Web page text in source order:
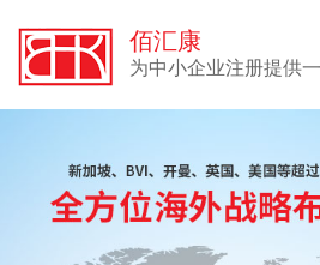
佰汇康
为中小企业注册提供